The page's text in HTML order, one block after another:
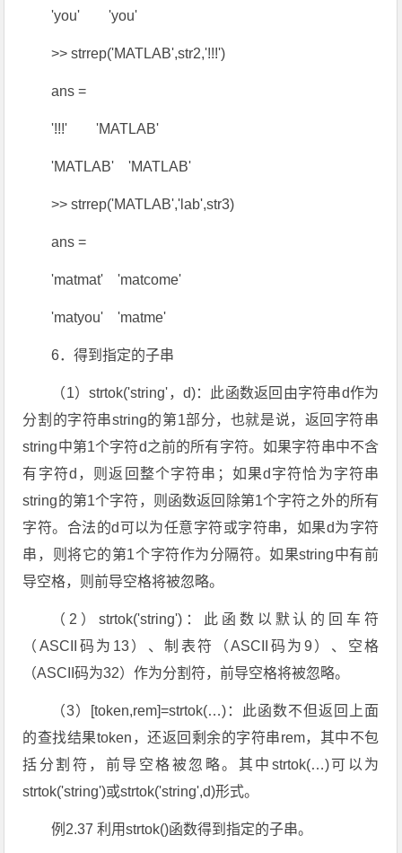
'you' 'you'
>> strrep('MATLAB',str2,'!!!')
ans =
'!!!' 'MATLAB'
'MATLAB' 'MATLAB'
>> strrep('MATLAB','lab',str3)
ans =
'matmat' 'matcome'
'matyou' 'matme'
6．得到指定的子串
（1）strtok('string'，d)：此函数返回由字符串d作为
分割的字符串string的第1部分，也就是说，返回字符串
string中第1个字符d之前的所有字符。如果字符串中不含
有字符d，则返回整个字符串；如果d字符恰为字符串
string的第1个字符，则函数返回除第1个字符之外的所有
字符。合法的d可以为任意字符或字符串，如果d为字符
串，则将它的第1个字符作为分隔符。如果string中有前
导空格，则前导空格将被忽略。
（2）strtok('string')：此函数以默认的回车符
（ASCII码为13）、制表符（ASCII码为9）、空格
（ASCII码为32）作为分割符，前导空格将被忽略。
（3）[token,rem]=strtok(…)：此函数不但返回上面
的查找结果token，还返回剩余的字符串rem，其中不包
括分割符，前导空格被忽略。其中strtok(…)可以为
strtok('string')或strtok('string',d)形式。
例2.37 利用strtok()函数得到指定的子串。